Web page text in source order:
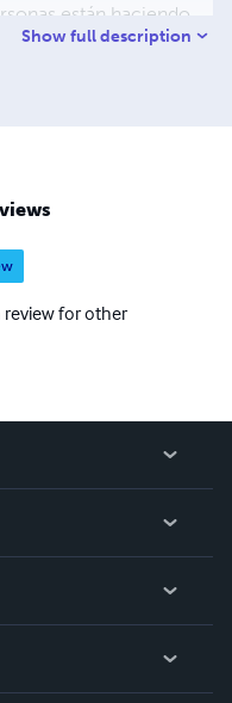
están haciendo
Show full description
review for other